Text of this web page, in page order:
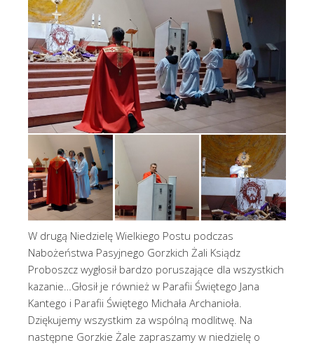
W drugą Niedzielę Wielkiego Postu podczas
Nabożeństwa Pasyjnego Gorzkich Żali Ksiądz
Proboszcz wygłosił bardzo poruszające dla wszystkich
kazanie…Głosił je również w Parafii Świętego Jana
Kantego i Parafii Świętego Michała Archanioła.
Dziękujemy wszystkim za wspólną modlitwę. Na
następne Gorzkie Żale zapraszamy w niedzielę o